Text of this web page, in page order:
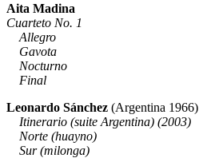
Aita Madina
Cuarteto No. 1
Allegro
Gavota
Nocturno
Final
Leonardo Sánchez ​(Argentina 1966)
Itinerario (suite Argentina) (2003)
Norte (huayno)
Sur (milonga)